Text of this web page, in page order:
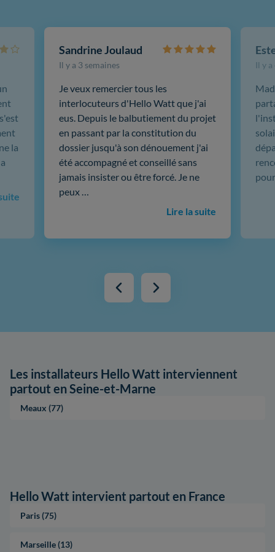
Sandrine Joulaud
Il y a 3 semaines
Je veux remercier tous les
interlocuteurs d'Hello Watt que j'ai
eus. Depuis le balbutiement du projet
en passant par la constitution du
dossier jusqu'à son dénouement j'ai
été accompagné et conseillé sans
jamais insister ou être forcé. Je ne
peux …
Lire la suite
Il y
la
Les installateurs Hello Watt interviennent
partout en Seine-et-Marne
Meaux (77)
Hello Watt intervient partout en France
Paris (75)
Marseille (13)